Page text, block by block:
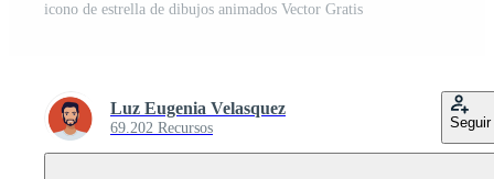
icono de estrella de dibujos animados Vector Gratis
Luz Eugenia Velasquez
69.202 Recursos Seguir